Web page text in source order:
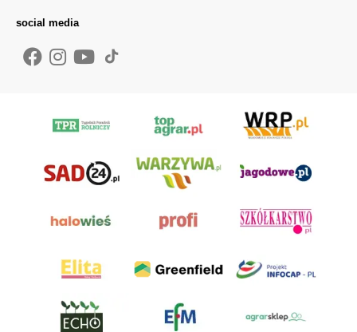
social media